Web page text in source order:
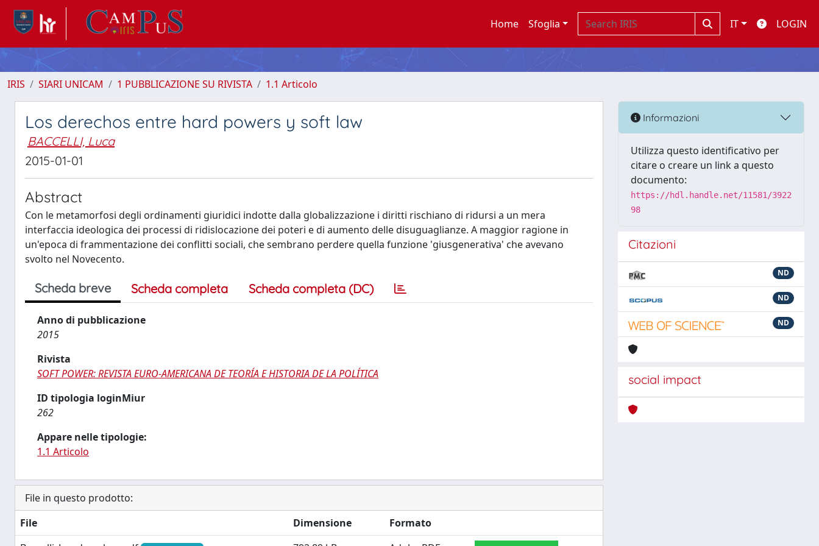
Home Sfoglia IT LOGIN
IRIS SIARI UNICAM 1 PUBBLICAZIONE SU RIVISTA 1.1 Articolo
Los derechos entre hard powers y soft law
BACCELLI, Luca
2015-01-01
Abstract
Con le metamorfosi degli ordinamenti giuridici indotte dalla globalizzazione i diritti rischiano di ridursi a un mera
interfaccia ideologica dei processi di ridislocazione dei poteri e di aumento delle disuguaglianze. A maggior ragione in
un'epoca di frammentazione dei conflitti sociali, che sembrano perdere quella funzione 'giusgenerativa' che avevano
svolto nel Novecento.
Scheda breve Scheda completa Scheda completa (DC)
Anno di pubblicazione
2015
Rivista
SOFT POWER: REVISTA EURO-AMERICANA DE TEORÍA E HISTORIA DE LA POLÍTICA
ID tipologia loginMiur
262
Appare nelle tipologie:
1.1 Articolo
File in questo prodotto:
File
Dimensione
Formato
Informazioni
Utilizza questo identificativo per
citare o creare un link a questo
documento:
https://hdl.handle.net/11581/3922
98
Citazioni
ND
ND
ND
social impact